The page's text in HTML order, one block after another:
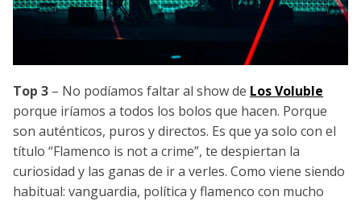
Top 3 – No podíamos faltar al show de Los Voluble
porque iríamos a todos los bolos que hacen. Porque
son auténticos, puros y directos. Es que ya solo con el
título “Flamenco is not a crime”, te despiertan la
curiosidad y las ganas de ir a verles. Como viene siendo
habitual: vanguardia, política y flamenco con mucho